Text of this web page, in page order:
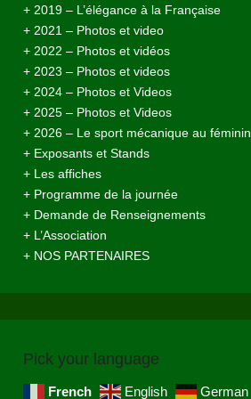
+ 2019 – L’élégance à la Française
+ 2021 – Photos et video
+ 2022 – Photos et vidéos
+ 2023 – Photos et videos
+ 2024 – Photos et Videos
+ 2025 – Photos et Videos
+ 2026 – Le sport mécanique au féminin
+ Exposants et Stands
+ Les affiches
+ Programme de la journée
+ Demande de Renseignements
+ L’Association
+ NOS PARTENAIRES
Pick your language
French English German